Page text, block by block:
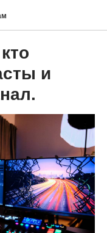
и